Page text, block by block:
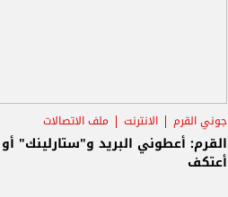
جوني القرم الانترنت ملف الاتصالات
القرم: أعطوني البريد و"ستارلينك" أو
أعتكف